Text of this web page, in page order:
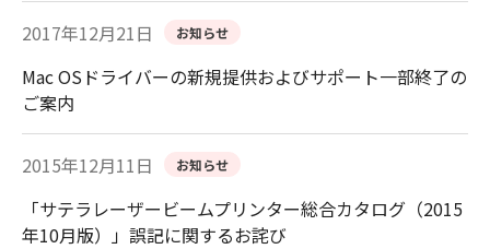
2017年12月21日 お知らせ
Mac OSドライバーの新規提供およびサポート一部終了の
ご案内
2015年12月11日 お知らせ
「サテラレーザービームプリンター総合カタログ（2015
年10月版）」誤記に関するお詫び